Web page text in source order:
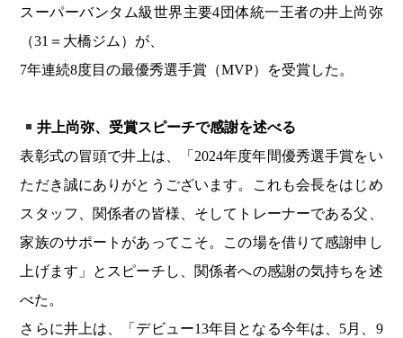
スーパーバンタム級世界主要4団体統一王者の井上尚弥
（31＝大橋ジム）が、
7年連続8度目の最優秀選手賞（MVP）を受賞した。
井上尚弥、受賞スピーチで感謝を述べる
表彰式の冒頭で井上は、「2024年度年間優秀選手賞をい
ただき誠にありがとうございます。これも会長をはじめ
スタッフ、関係者の皆様、そしてトレーナーである父、
家族のサポートがあってこそ。この場を借りて感謝申し
上げます」とスピーチし、関係者への感謝の気持ちを述
べた。
さらに井上は、「デビュー13年目となる今年は、5月、9